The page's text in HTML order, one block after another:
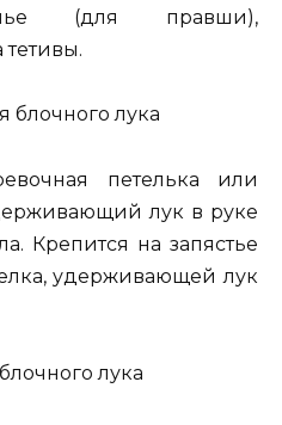
(для правши),
тетивы.
петелька или
лук в руке
Крепится на запястье
удерживающей лук